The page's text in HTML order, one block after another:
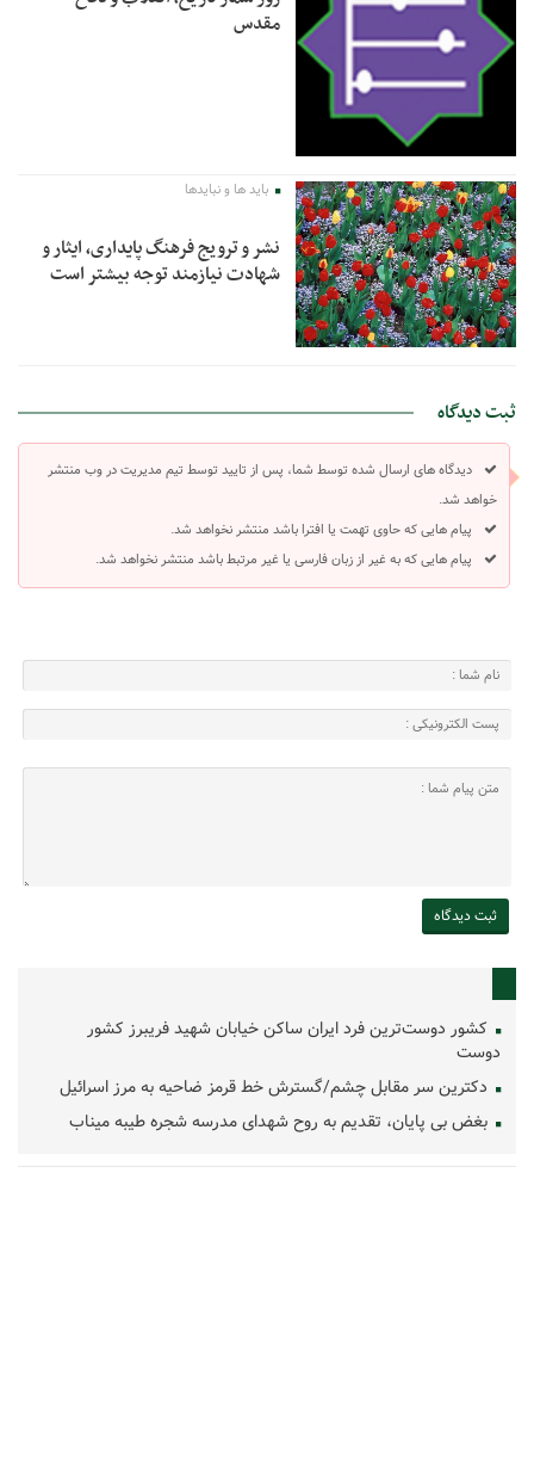
مقدس
باید ها و نبایدها
نشر و ترویج فرهنگ پایداری، ایثار و
شهادت نیازمند توجه بیشتر است
ثبت دیدگاه
دیدگاه های ارسال شده توسط شما، پس از تایید توسط تیم مدیریت در وب منتشر
خواهد شد.
پیام هایی که حاوی تهمت یا افترا باشد منتشر نخواهد شد.
پیام هایی که به غیر از زبان فارسی یا غیر مرتبط باشد منتشر نخواهد شد.
کشور دوست‌ترین فرد ایران ساکن خیابان شهید فریبرز کشور
دوست
دکترین سر مقابل چشم/گسترش خط قرمز ضاحیه به مرز اسرائیل
بغض بی پایان، تقدیم به روح شهدای مدرسه شجره طیبه میناب